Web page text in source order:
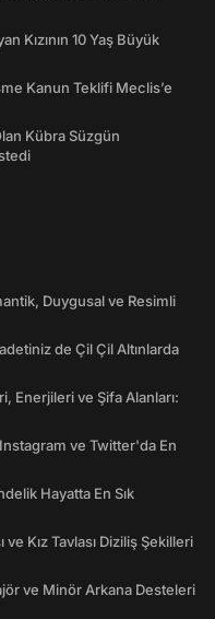
Kızının 10 Yaş Büyük
Kanun Teklifi Meclis’e
Kübra Süzgün
Duygusal ve Resimli
de Çil Çil Altınlarda
Enerjileri ve Şifa Alanları:
ve Twitter'da En
Hayatta En Sık
ve Kız Tavlası Diziliş Şekilleri
ve Minör Arkana Desteleri